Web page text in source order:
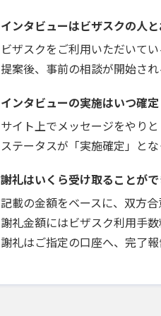
インタビューはビザスクの人
ビザスクをご利用いただいて
提案後、事前の相談が開始さ
インタビューの実施はいつ確
サイト上でメッセージをやり
ステータスが「実施確定」と
謝礼はいくら受け取ることが
記載の金額をベースに、双方
謝礼金額にはビザスク利用手
謝礼はご指定の口座へ、完了